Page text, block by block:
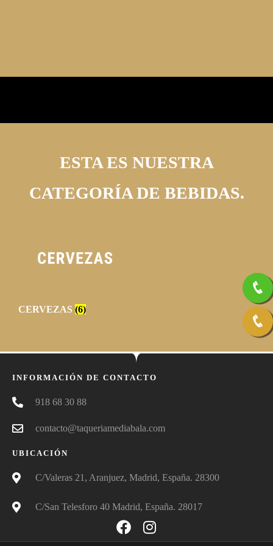
ESTA ES NUESTRA
CATEGORÍA DE BEBIDAS.
CERVEZAS (6)
INFORMACIÓN DE CONTACTO
918 68 30 88
contacto@taqueriamediabala.com
UBICACIÓN
C/Valeras 21, Aranjuez, Madrid, España. 28300
C/San Telesforo 40 Madrid, España. 28017